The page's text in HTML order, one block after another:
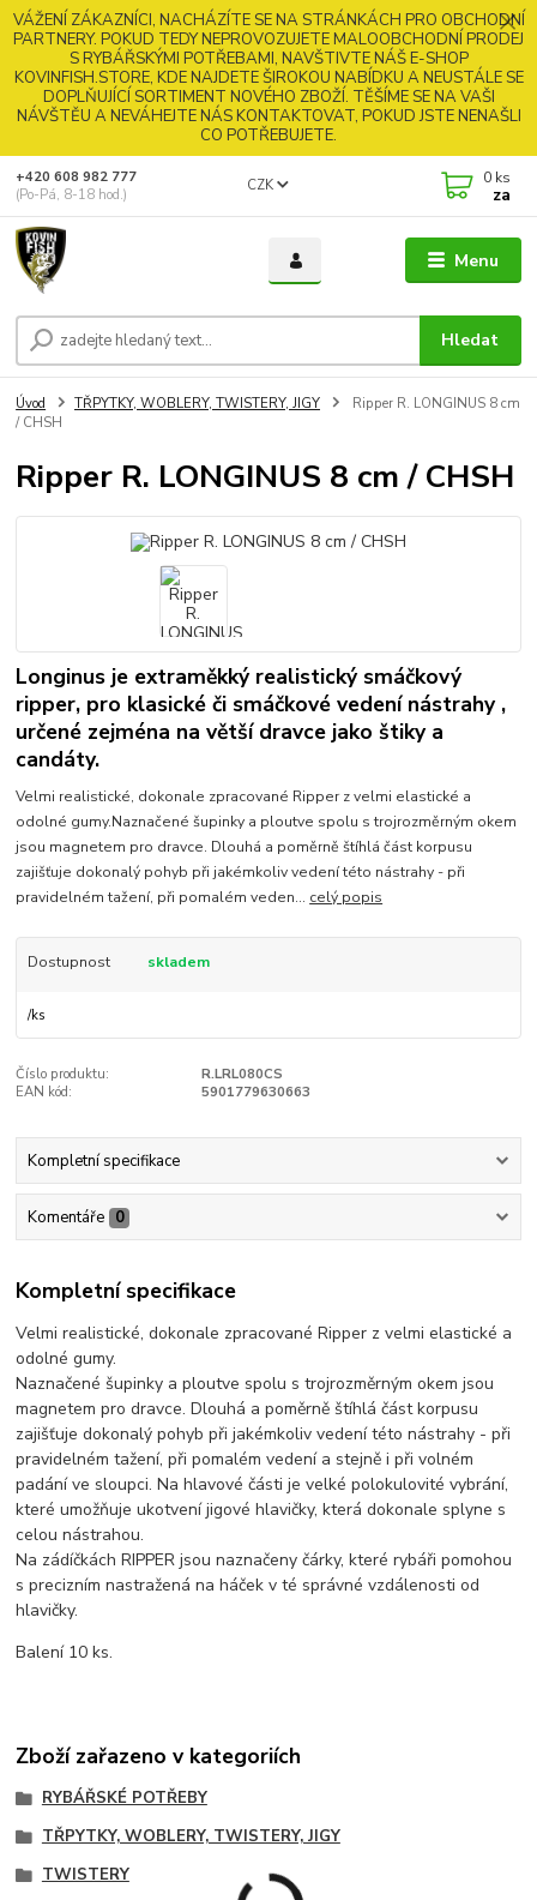
VÁŽENÍ ZÁKAZNÍCI, NACHÁZÍTE SE NA STRÁNKÁCH PRO OBCHODNÍ
PARTNERY. POKUD TEDY NEPROVOZUJETE MALOOBCHODNÍ PRODEJ
S RYBÁŘSKÝMI POTŘEBAMI, NAVŠTIVTE NÁŠ E-SHOP
KOVINFISH.STORE, KDE NAJDETE ŠIROKOU NABÍDKU A NEUSTÁLE SE
DOPLŇUJÍCÍ SORTIMENT NOVÉHO ZBOŽÍ. TĚŠÍME SE NA VAŠI
NÁVŠTĚU A NEVÁHEJTE NÁS KONTAKTOVAT, POKUD JSTE NENAŠLI
CO POTŘEBUJETE.
Menu
CZK
Hledat
+420 608 982 777
(Po-Pá, 8-18 hod.)
0 ks
za
Úvod TŘPYTKY, WOBLERY, TWISTERY, JIGY
Ripper R. LONGINUS 8 cm
/ CHSH
Ripper R. LONGINUS 8 cm / CHSH
Longinus je extraměkký realistický smáčkový
ripper, pro klasické či smáčkové vedení nástrahy ,
určené zejména na větší dravce jako štiky a
candáty.
Velmi realistické, dokonale zpracované Ripper z velmi elastické a
odolné gumy.Naznačené šupinky a ploutve spolu s trojrozměrným okem
jsou magnetem pro dravce. Dlouhá a poměrně štíhlá část korpusu
zajišťuje dokonalý pohyb při jakémkoliv vedení této nástrahy - při
pravidelném tažení, při pomalém veden... celý popis
Dostupnost skladem
/ks
Číslo produktu:
R.LRL080CS
EAN kód:
5901779630663
Kompletní specifikace
Komentáře 0
Kompletní specifikace
Velmi realistické, dokonale zpracované Ripper z velmi elastické a
odolné gumy.
Naznačené šupinky a ploutve spolu s trojrozměrným okem jsou
magnetem pro dravce. Dlouhá a poměrně štíhlá část korpusu
zajišťuje dokonalý pohyb při jakémkoliv vedení této nástrahy - při
pravidelném tažení, při pomalém vedení a stejně i při volném
padání ve sloupci. Na hlavové části je velké polokulovité vybrání,
které umožňuje ukotvení jigové hlavičky, která dokonale splyne s
celou nástrahou.
Na zádíčkách RIPPER jsou naznačeny čárky, které rybáři pomohou
s precizním nastražená na háček v té správné vzdálenosti od
hlavičky.
Balení 10 ks.
Zboží zařazeno v kategoriích
RYBÁŘSKÉ POTŘEBY
TŘPYTKY, WOBLERY, TWISTERY, JIGY
TWISTERY